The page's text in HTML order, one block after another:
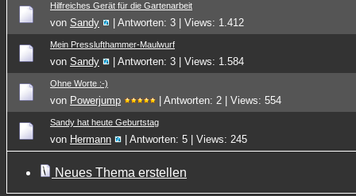
Hilfreiches Gerät für die Gartenarbeit
von Sandy | Antworten: 3 | Views: 1.412
Mein Presslufthammer-Maulwurf
von Sandy | Antworten: 3 | Views: 1.584
Ohne Worte :-)
von Powerjump | Antworten: 2 | Views: 554
Sandy hat heute Geburtstag
von Hermann | Antworten: 5 | Views: 245
Neues Thema erstellen